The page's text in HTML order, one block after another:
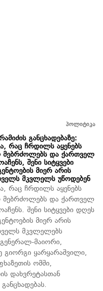
პოლიტიკა
განცხადებაზე:
რაც ჩრდილს აყენებს
მებრძოლებს და ქართველ
შენი სიტყვები
მიერ არის
მკვლელს უწოდებენ
რაც ჩრდილს აყენებს
მებრძოლებს და ქართველ
შენი სიტყვები დღეს
მიერ არის
მკვლელებს
გენერალ-მაიორი,
გიორგი ყარყარაშვილი,
ომში,
დახვრეტასთან